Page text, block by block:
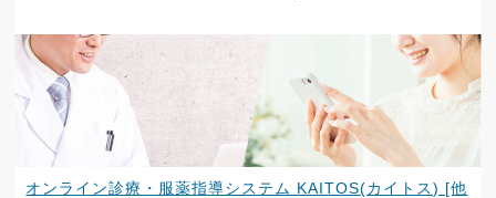
オンライン診療・服薬指導システム KAITOS(カイトス) [他